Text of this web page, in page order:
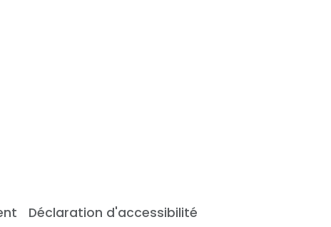
Déclaration d'accessibilité